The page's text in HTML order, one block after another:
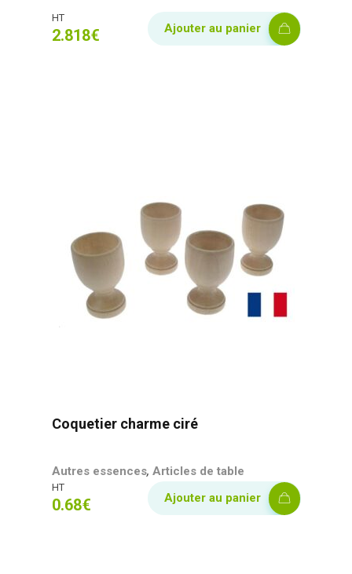
2.818€
HT
Ajouter au panier
Coquetier charme ciré
0.68€
HT
Autres essences, Articles de table
Ajouter au panier